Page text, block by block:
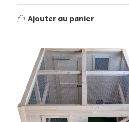
Ajouter au panier